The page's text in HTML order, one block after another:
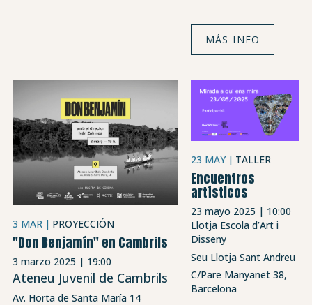
MÁS INFO
3 MAR PROYECCIÓN
"Don Benjamín" en Cambrils
3 marzo 2025 | 19:00
Ateneu Juvenil de Cambrils
Av. Horta de Santa María 14
23 MAY TALLER
Encuentros
artísticos
23 mayo 2025 | 10:00
Llotja Escola d’Art i
Disseny
Seu Llotja Sant Andreu
C/Pare Manyanet 38,
Barcelona